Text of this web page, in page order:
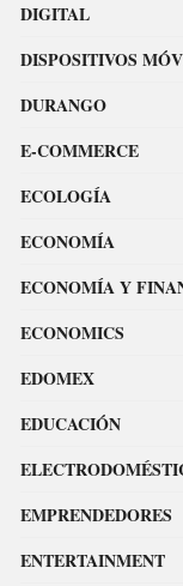
DIGITAL
DISPOSITIVOS
DURANGO
E-COMMERCE
ECOLOGÍA
ECONOMÍA
ECONOMÍA Y
ECONOMICS
EDOMEX
EDUCACIÓN
EMPRENDEDORES
ENTERTAINMENT